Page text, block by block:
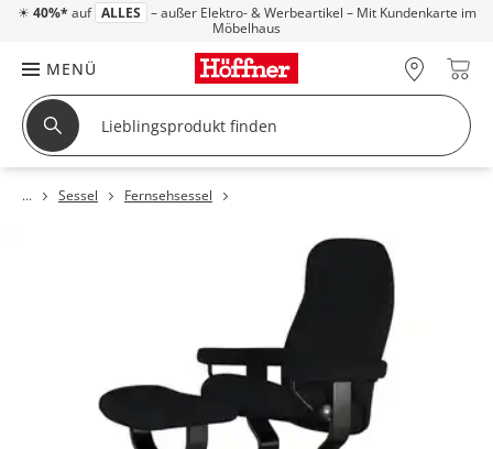
☀ 40%* auf ALLES – außer Elektro- & Werbeartikel – Mit Kundenkarte im
Möbelhaus
MENÜ
Sessel Fernsehsessel